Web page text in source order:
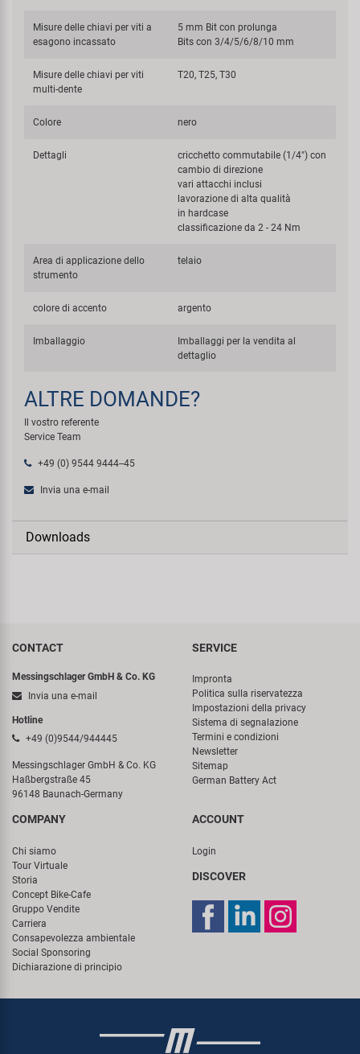
Misure delle chiavi per viti a
esagono incassato
5 mm Bit con prolunga
Bits con 3/4/5/6/8/10 mm
Misure delle chiavi per viti
multi-dente
T20, T25, T30
Colore nero
Dettagli
cricchetto commutabile (1/4") con
cambio di direzione
vari attacchi inclusi
lavorazione di alta qualità
in hardcase
classificazione da 2 - 24 Nm
Area di applicazione dello
strumento
telaio
colore di accento argento
Imballaggio
Imballaggi per la vendita al
dettaglio
ALTRE DOMANDE?
Il vostro referente
Service Team
+49 (0) 9544 9444--45
Invia una e-mail
Downloads
CONTACT
Messingschlager GmbH & Co. KG
Invia una e-mail
Hotline
+49 (0)9544/944445
Messingschlager GmbH & Co. KG
Haßbergstraße 45
96148 Baunach-Germany
SERVICE
Impronta
Politica sulla riservatezza
Impostazioni della privacy
Sistema di segnalazione
Termini e condizioni
Newsletter
Sitemap
German Battery Act
COMPANY
Chi siamo
Tour Virtuale
Storia
Concept Bike-Cafe
Gruppo Vendite
Carriera
Consapevolezza ambientale
Social Sponsoring
Dichiarazione di principio
ACCOUNT
Login
DISCOVER